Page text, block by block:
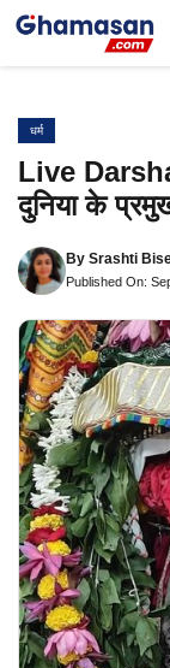
Skip
धर्म
Live
दुनिया के
By Srashti
Published On: